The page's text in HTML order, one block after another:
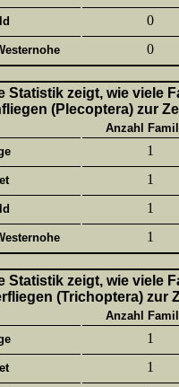
0
0
Statistik zeigt, wie viele
(Plecoptera) zur
Anzahl
1
1
1
1
Statistik zeigt, wie viele
(Trichoptera) zur
Anzahl
1
1